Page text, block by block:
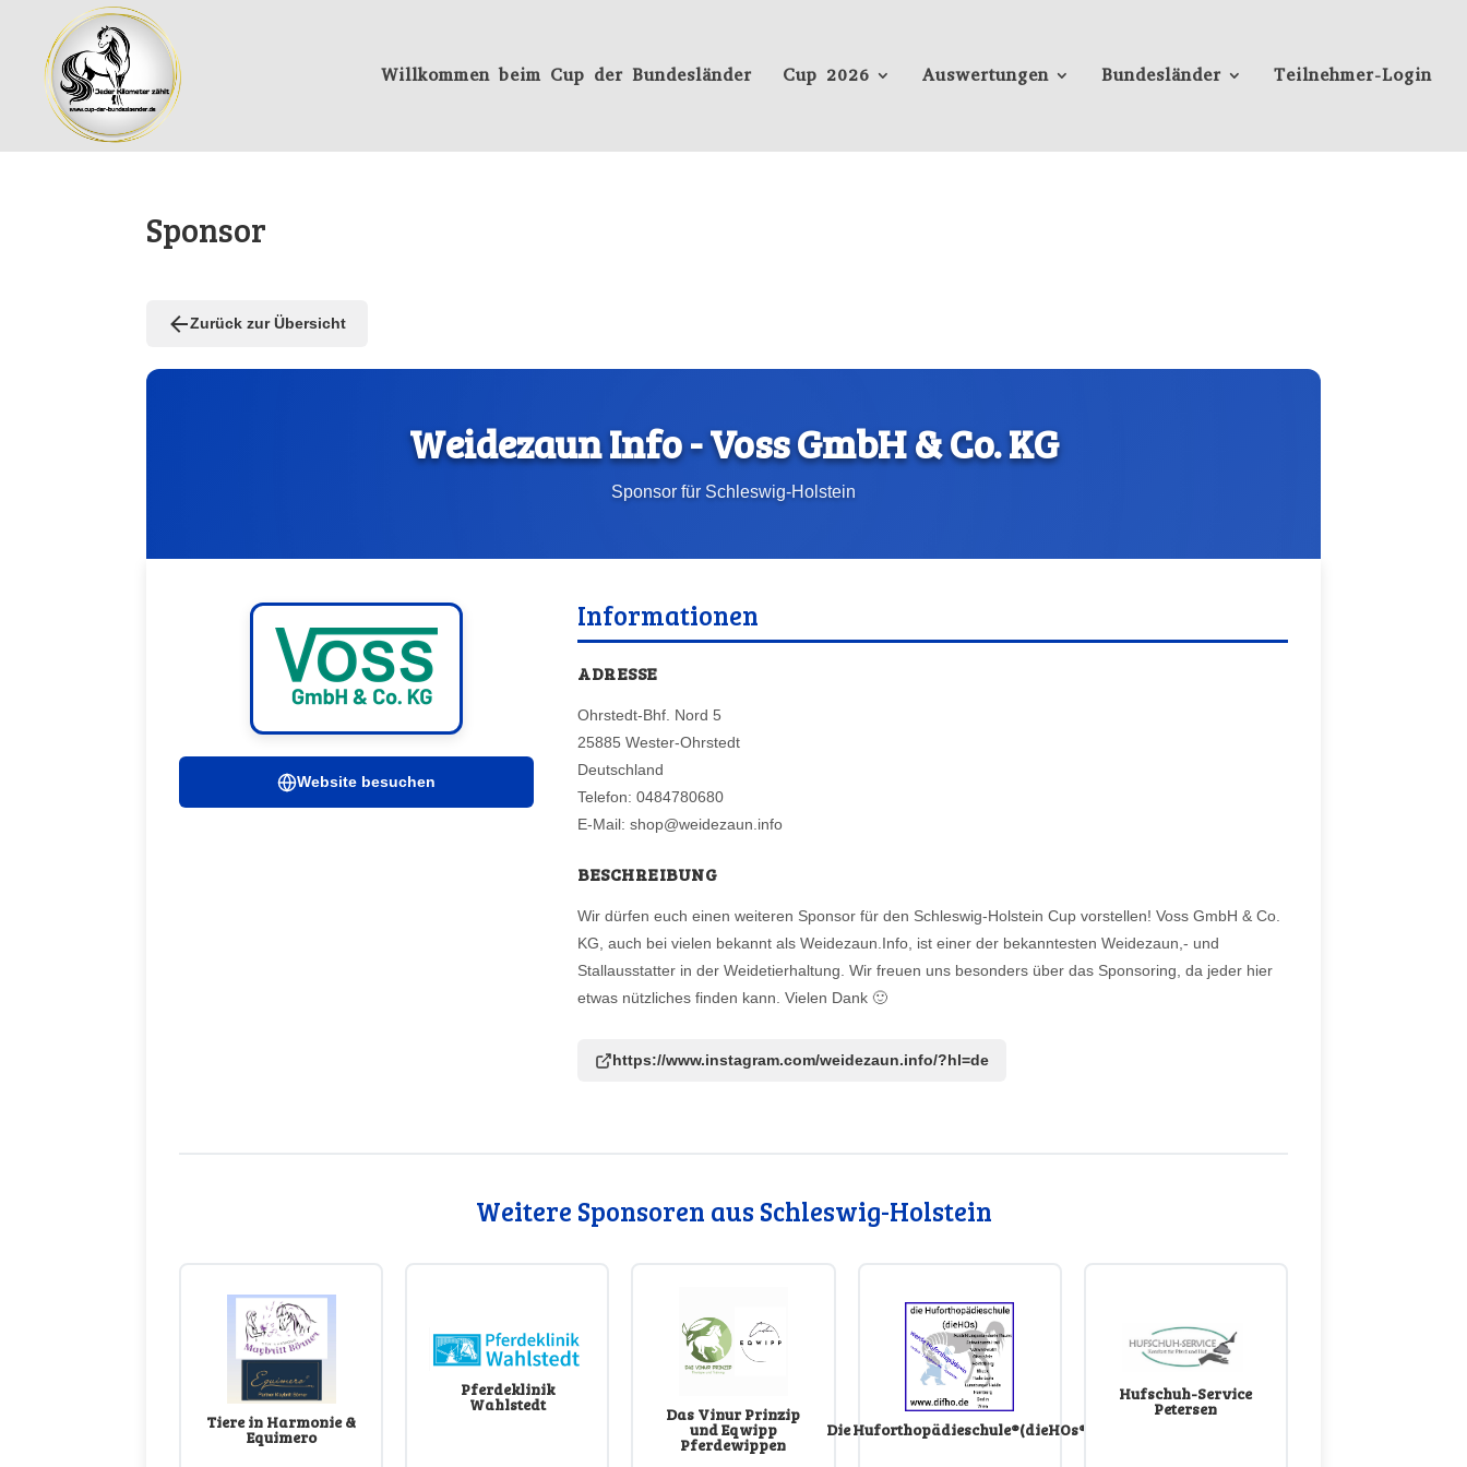
Willkommen beim Cup der Bundesländer Cup 2026 Auswertungen Bundesländer Teilnehmer-Login
Sponsor
Zurück zur Übersicht
Weidezaun Info - Voss GmbH & Co. KG
Sponsor für Schleswig-Holstein
Website besuchen
Informationen
ADRESSE
Ohrstedt-Bhf. Nord 5
25885 Wester-Ohrstedt
Deutschland
Telefon: 0484780680
E-Mail: shop@weidezaun.info
BESCHREIBUNG
Wir dürfen euch einen weiteren Sponsor für den Schleswig-Holstein Cup vorstellen! Voss GmbH & Co.
KG, auch bei vielen bekannt als Weidezaun.Info, ist einer der bekanntesten Weidezaun,- und
Stallausstatter in der Weidetierhaltung. Wir freuen uns besonders über das Sponsoring, da jeder hier
etwas nützliches finden kann. Vielen Dank 🙂
https://www.instagram.com/weidezaun.info/?hl=de
Weitere Sponsoren aus Schleswig-Holstein
Tiere in Harmonie &
Equimero
Pferdeklinik
Wahlstedt Das Vinur Prinzip
und Eqwipp
Pferdewippen
Die Huforthopädieschule®(dieHOs®)
Hufschuh-Service
Petersen